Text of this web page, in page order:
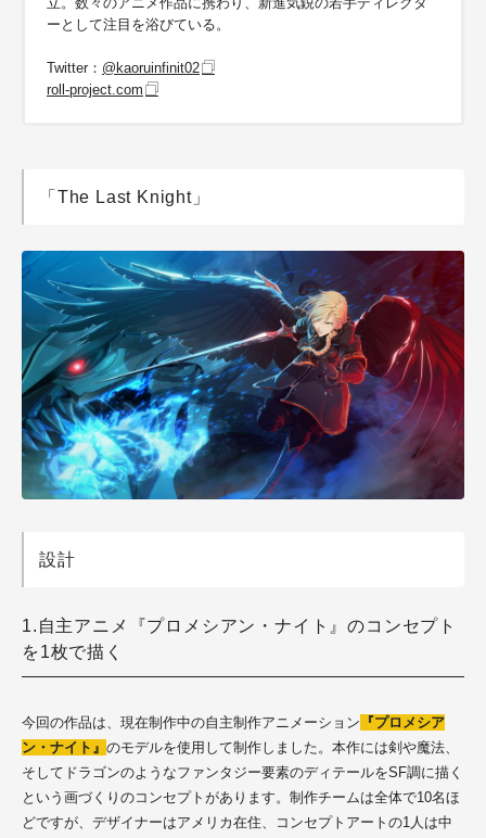
ーとして注目を浴びている。
Twitter： @kaoruinfinit02
roll-project.com
「The Last Knight」
設計
1.自主アニメ『プロメシアン・ナイト』のコンセプト
を1枚で描く
今回の作品は、現在制作中の自主制作アニメーション 『プロメシア
ン・ナイト』 のモデルを使用して制作しました。本作には剣や魔法、
そしてドラゴンのようなファンタジー要素のディテールをSF調に描く
という画づくりのコンセプトがあります。制作チームは全体で10名ほ
どですが、デザイナーはアメリカ在住、コンセプトアートの1人は中